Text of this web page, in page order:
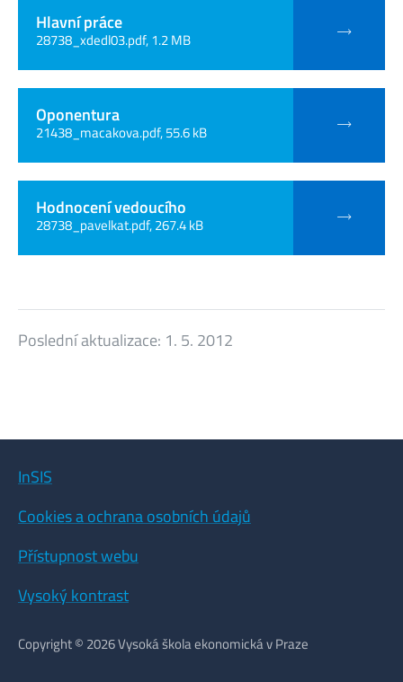
Hlavní práce
28738_xdedl03.pdf, 1.2 MB
Oponentura
21438_macakova.pdf, 55.6 kB
Hodnocení vedoucího
28738_pavelkat.pdf, 267.4 kB
Poslední aktualizace: 1. 5. 2012
InSIS
Cookies a ochrana osobních údajů
Přístupnost webu
Vysoký kontrast
Copyright © 2026 Vysoká škola ekonomická v Praze